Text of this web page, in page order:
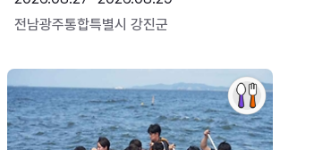
전남광주통합특별시 강진군